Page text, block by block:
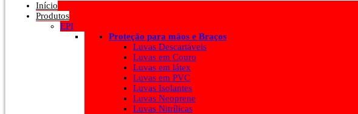
Início
Produtos
EPI
Proteção para mãos e Braços
Luvas Descartáveis
Luvas em Couro
Luvas em látex
Luvas em PVC
Luvas Isolantes
Luvas Neoprene
Luvas Nitrílicas